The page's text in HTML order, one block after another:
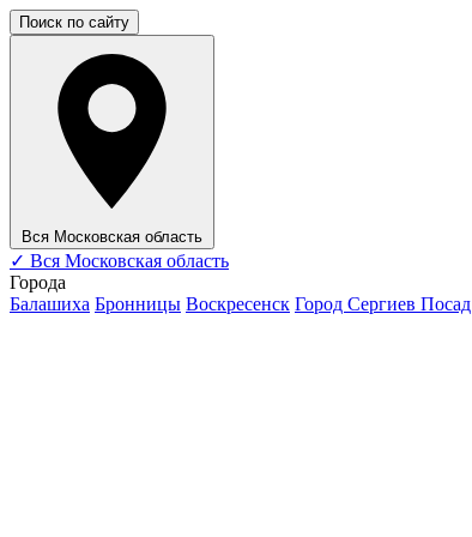
Поиск по сайту
Вся Московская область
✓ Вся Московская область
Города
Балашиха Бронницы Воскресенск Город Сергиев Посад